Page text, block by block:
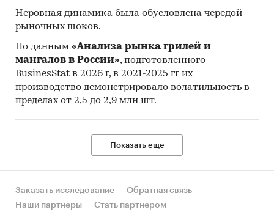
Неровная динамика была обусловлена чередой
рыночных шоков.
По данным «Анализа рынка грилей и
мангалов в России», подготовленного
BusinesStat в 2026 г, в 2021-2025 гг их
производство демонстрировало волатильность в
пределах от 2,5 до 2,9 млн шт.
Показать еще
Заказать исследование
Обратная связь
Наши партнеры
Стать партнером